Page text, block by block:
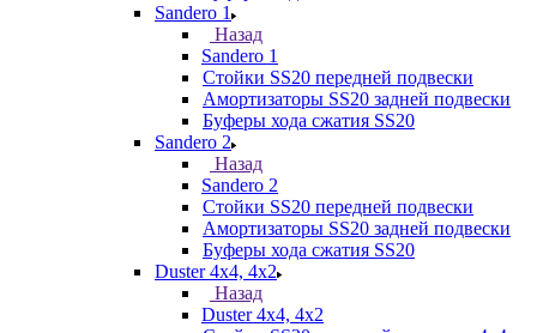
Sandero 1
Назад
Sandero 1
Стойки SS20 передней подвески
Амортизаторы SS20 задней подвески
Буферы хода сжатия SS20
Sandero 2
Назад
Sandero 2
Стойки SS20 передней подвески
Амортизаторы SS20 задней подвески
Буферы хода сжатия SS20
Duster 4х4, 4x2
Назад
Duster 4х4, 4x2